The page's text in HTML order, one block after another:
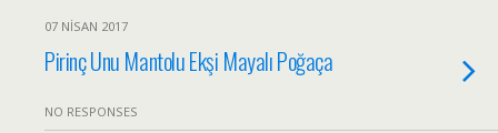
07 NISAN 2017
Pirinç Unu Mantolu Ekşi Mayalı Poğaça
NO RESPONSES